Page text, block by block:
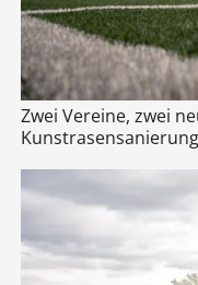
Zwei Vereine, zwei